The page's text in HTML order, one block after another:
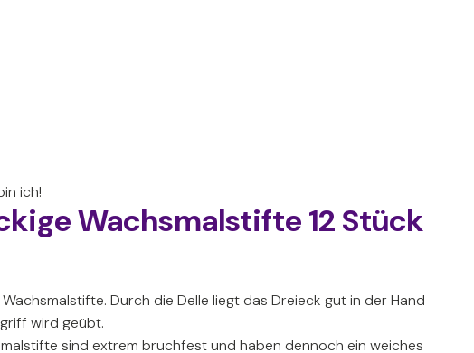
ich!
Wachsmalstifte 12 Stück
Durch die Delle liegt das Dreieck gut in der Hand
wird geübt.
sind extrem bruchfest und haben dennoch ein weiches